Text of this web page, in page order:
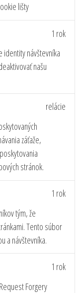
lišty
identity návštevníka
našu
1 rok
záťaže,
stránok.
relácie
tým, že
Tento súbor
a návštevníka.
1 rok
Forgery
1 rok